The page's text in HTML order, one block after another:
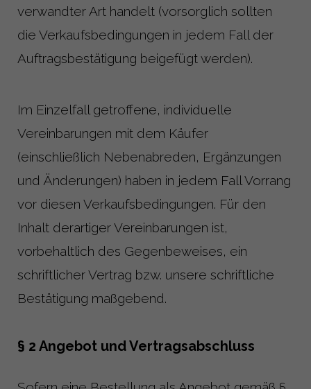
verwandter Art handelt (vorsorglich sollten
die Verkaufsbedingungen in jedem Fall der
Auftragsbestätigung beigefügt werden).
Im Einzelfall getroffene, individuelle
Vereinbarungen mit dem Käufer
(einschließlich Nebenabreden, Ergänzungen
und Änderungen) haben in jedem Fall Vorrang
vor diesen Verkaufsbedingungen. Für den
Inhalt derartiger Vereinbarungen ist,
vorbehaltlich des Gegenbeweises, ein
schriftlicher Vertrag bzw. unsere schriftliche
Bestätigung maßgebend.
§ 2 Angebot und Vertragsabschluss